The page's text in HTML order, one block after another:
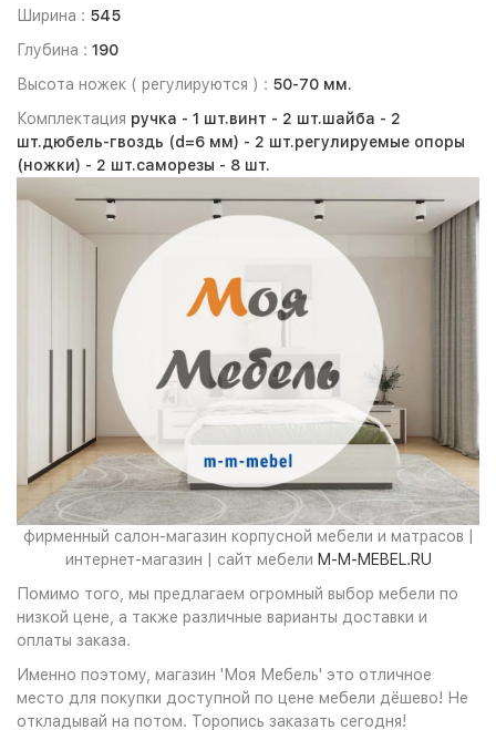
Ширина : 545
Глубина : 190
Высота ножек ( регулируются ) : 50-70 мм.
Комплектация ручка - 1 шт.винт - 2 шт.шайба - 2
шт.дюбель-гвоздь (d=6 мм) - 2 шт.регулируемые опоры
(ножки) - 2 шт.саморезы - 8 шт.
фирменный салон-магазин корпусной мебели и матрасов |
интернет-магазин | сайт мебели M-M-MEBEL.RU
Помимо того, мы предлагаем огромный выбор мебели по
низкой цене, а также различные варианты доставки и
оплаты заказа.
Именно поэтому, магазин 'Моя Мебель' это отличное
место для покупки доступной по цене мебели дёшево! Не
откладывай на потом. Торопись заказать сегодня!